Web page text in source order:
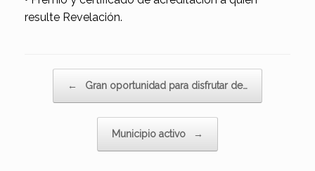
resulte Revelación.
← Gran oportunidad para disfrutar de…
Municipio activo →